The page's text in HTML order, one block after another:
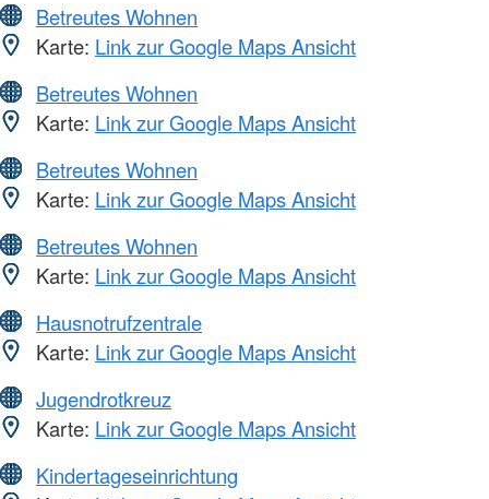
Betreutes Wohnen
Karte: Link zur Google Maps Ansicht
Betreutes Wohnen
Karte: Link zur Google Maps Ansicht
Betreutes Wohnen
Karte: Link zur Google Maps Ansicht
Betreutes Wohnen
Karte: Link zur Google Maps Ansicht
Hausnotrufzentrale
Karte: Link zur Google Maps Ansicht
Jugendrotkreuz
Karte: Link zur Google Maps Ansicht
Kindertageseinrichtung